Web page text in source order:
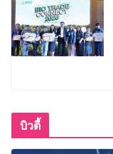
บิวตี้